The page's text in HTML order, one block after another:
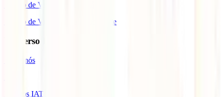
Seguro de Viagem para Tailândia
Seguro de Viagem para Cabo Verde
Universo IATI
Sobre nós
Prémios IATI